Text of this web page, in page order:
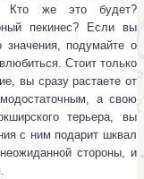
Кто же это будет?
пекинес? Если вы
подумайте о
Стоит только
вы сразу растаете от
а свою
терьера, вы
с ним подарит шквал
стороны, и